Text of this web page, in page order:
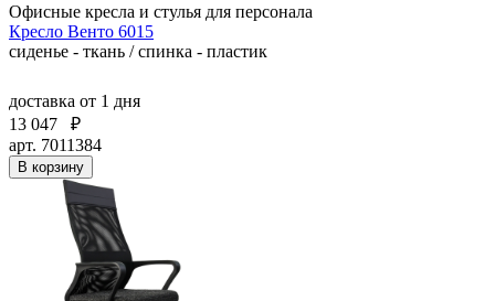
Офисные кресла и стулья для персонала
Кресло Венто 6015
сиденье - ткань / спинка - пластик
доставка от 1 дня
13 047
₽
арт. 7011384
В корзину